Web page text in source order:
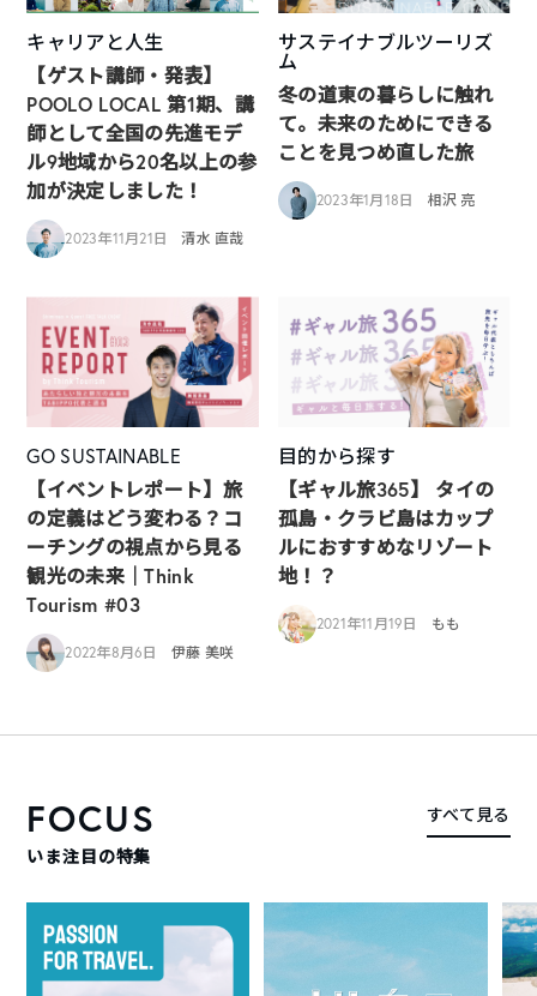
キャリアと人生
【ゲスト講師・発表】
POOLO LOCAL 第1期、講
師として全国の先進モデ
ル9地域から20名以上の参
加が決定しました！
2023年11月21日 清水 直哉
サステイナブルツーリズ
ム
冬の道東の暮らしに触れ
て。未来のためにできる
ことを見つめ直した旅
2023年1月18日 相沢 亮
GO SUSTAINABLE
【イベントレポート】旅
の定義はどう変わる？コ
ーチングの視点から見る
観光の未来｜Think
Tourism #03
2022年8月6日 伊藤 美咲
目的から探す
【ギャル旅365】 タイの
孤島・クラビ島はカップ
ルにおすすめなリゾート
地！？
2021年11月19日 もも
FOCUS
いま注目の特集
すべて見る